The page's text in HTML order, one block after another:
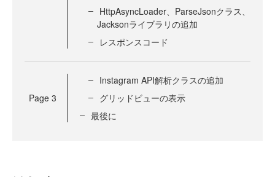
HttpAsyncLoader、ParseJsonクラス、
Jacksonライブラリの追加
レスポンスコード
Page 3
Instagram API解析クラスの追加
グリッドビューの表示
最後に